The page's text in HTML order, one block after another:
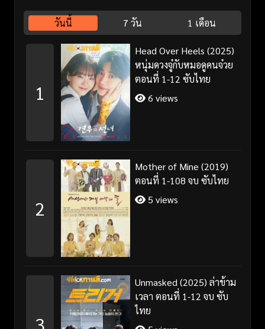
วันนี้ 7 วัน 1 เดือน
1
Head Over Heels (2025)
หนุ่มดวงจู๋กับหมอดูคนจ๋วย
ตอนที่ 1-12 ซับไทย
6 views
2
Mother of Mine (2019)
ตอนที่ 1-108 จบ ซับไทย
5 views
3
Unmasked (2025) ล่าข้าม
เวลา ตอนที่ 1-12 จบ ซับ
ไทย